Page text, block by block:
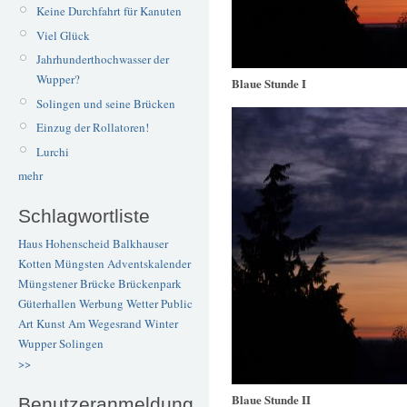
Keine Durchfahrt für Kanuten
Viel Glück
Jahrhunderthochwasser der
Wupper?
Solingen und seine Brücken
Einzug der Rollatoren!
Lurchi
mehr
Schlagwortliste
Haus Hohenscheid Balkhauser
Kotten Müngsten Adventskalender
Müngstener BrückeBrückenpark
Güterhallen Werbung WetterPublic
ArtKunstAm Wegesrand Winter
WupperSolingen
>>
Blaue Stunde I
Blaue Stunde II